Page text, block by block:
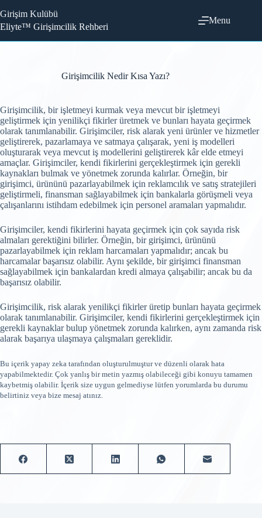
to
content
Girişim Kulübü
Eliyte™ Girişimcilik Rehberi
Menu
Girişimcilik Nedir Kısa Yazı?
Girişimcilik, bir işletmeyi kurmak veya mevcut bir işletmeyi
geliştirmek için yenilikçi fikirler üretmek ve bunları hayata geçirmek
olarak tanımlanabilir. Girişimciler, risk alarak yeni ürünler ve hizmetler
geliştirerek, pazarlamaya ve satmaya çalışarak, yeni iş modelleri
oluşturarak veya mevcut iş modellerini geliştirerek kâr elde etmeyi
amaçlar. Girişimciler, kendi fikirlerini gerçekleştirmek için gerekli
kaynakları bulmak ve yönetmek zorunda kalırlar. Örneğin, bir
girişimci, ürününü pazarlayabilmek için reklamcılık ve satış stratejileri
geliştirmeli, finansman sağlayabilmek için bankalarla görüşmeli veya
çalışanlarını istihdam edebilmek için personel aramaları yapmalıdır.
Girişimciler, kendi fikirlerini hayata geçirmek için çok sayıda risk
almaları gerektiğini bilirler. Örneğin, bir girişimci, ürününü
pazarlayabilmek için reklam harcamaları yapmalıdır; ancak bu
harcamalar başarısız olabilir. Aynı şekilde, bir girişimci finansman
sağlayabilmek için bankalardan kredi almaya çalışabilir; ancak bu da
başarısız olabilir.
Girişimcilik, risk alarak yenilikçi fikirler üretip bunları hayata geçirmek
olarak tanımlanabilir. Girişimciler, kendi fikirlerini gerçekleştirmek için
gerekli kaynaklar bulup yönetmek zorunda kalırken, aynı zamanda risk
alarak başarıya ulaşmaya çalışmaları gereklidir.
Bu içerik yapay zeka tarafından oluşturulmuştur ve düzenli olarak hata
yapabilmektedir. Çok yanlış bir metin yazmış olabileceği gibi konuyu tamamen
kaybetmiş olabilir. İçerik size uygun gelmediyse lütfen yorumlarda bu durumu
belirtiniz veya bize mesaj atınız.